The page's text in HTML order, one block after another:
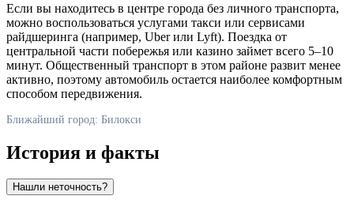
Если вы находитесь в центре города без личного транспорта,
можно воспользоваться услугами такси или сервисами
райдшеринга (например, Uber или Lyft). Поездка от
центральной части побережья или казино займет всего 5–10
минут. Общественный транспорт в этом районе развит менее
активно, поэтому автомобиль остается наиболее комфортным
способом передвижения.
Ближайший город: Билокси
История и факты
Нашли неточность?